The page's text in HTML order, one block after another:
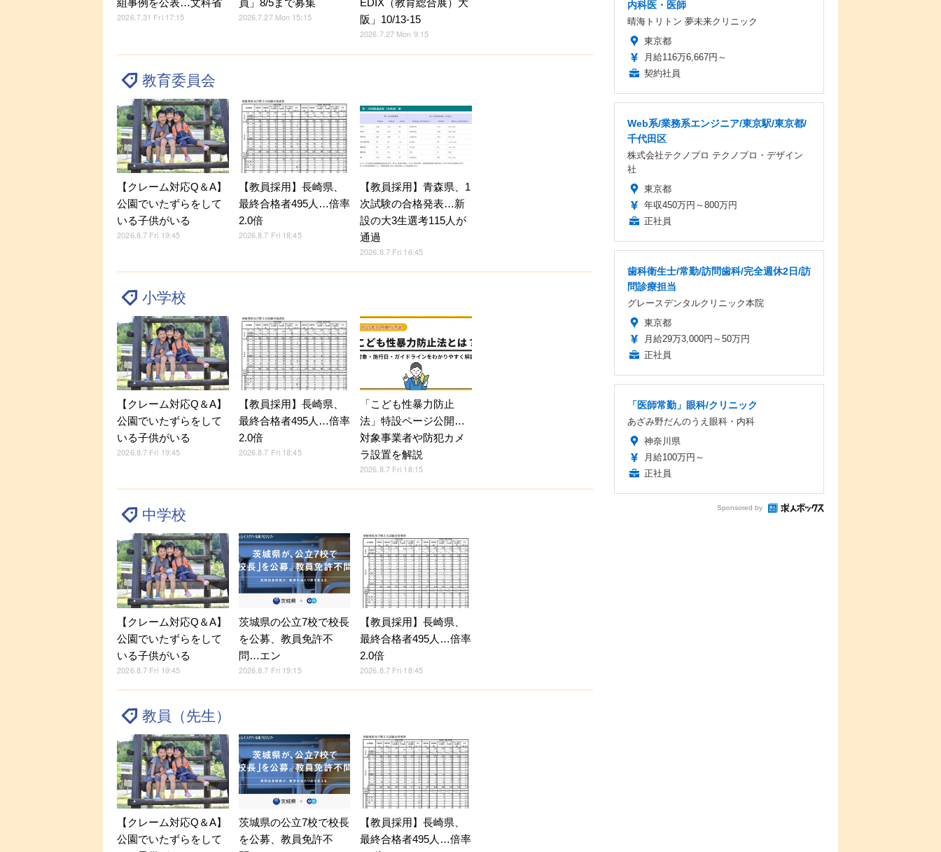
組事例を公表…文科省
2026.7.31 Fri 17:15
員」8/5まで募集
2026.7.27 Mon 15:15
EDIX（教育総合展）大
阪」10/13-15
2026.7.27 Mon 9:15
教育委員会
【クレーム対応Q＆A】
公園でいたずらをして
いる子供がいる
2026.8.7 Fri 19:45
【教員採用】長崎県、
最終合格者495人…倍率
2.0倍
2026.8.7 Fri 18:45
【教員採用】青森県、1
次試験の合格発表…新
設の大3生選考115人が
通過
2026.8.7 Fri 16:45
小学校
【クレーム対応Q＆A】
公園でいたずらをして
いる子供がいる
2026.8.7 Fri 19:45
【教員採用】長崎県、
最終合格者495人…倍率
2.0倍
2026.8.7 Fri 18:45
「こども性暴力防止
法」特設ページ公開…
対象事業者や防犯カメ
ラ設置を解説
2026.8.7 Fri 18:15
中学校
【クレーム対応Q＆A】
公園でいたずらをして
いる子供がいる
2026.8.7 Fri 19:45
茨城県の公立7校で校長
を公募、教員免許不
問…エン
2026.8.7 Fri 19:15
【教員採用】長崎県、
最終合格者495人…倍率
2.0倍
2026.8.7 Fri 18:45
教員（先生）
【クレーム対応Q＆A】
公園でいたずらをして
茨城県の公立7校で校長
を公募、教員免許不
【教員採用】長崎県、
最終合格者495人…倍率
内科医・医師
晴海トリトン 夢未来クリニック
東京都
月給116万6,667円～
契約社員
Web系/業務系エンジニア/東京駅/東京都/
千代田区
株式会社テクノプロ テクノプロ・デザイン
社
東京都
年収450万円～800万円
正社員
歯科衛生士/常勤/訪問歯科/完全週休2日/訪
問診療担当
グレースデンタルクリニック本院
東京都
月給29万3,000円～50万円
正社員
「医師常勤」眼科/クリニック
あざみ野だんのうえ眼科・内科
神奈川県
月給100万円～
正社員
Sponsored by